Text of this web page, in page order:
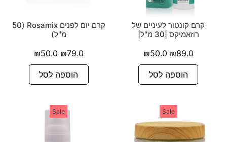
קרם קונטור לעיניים של
רוזאמיקס |30 מ"ל|
₪89.0
₪50.0
הוספה לסל
קרם יום לפנים Rosamix (50
מ"ל)
₪79.0
₪50.0
הוספה לסל
Sale
Sale